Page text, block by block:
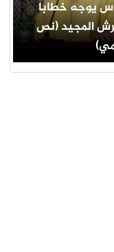
يوجه خطابا
المجيد (نص